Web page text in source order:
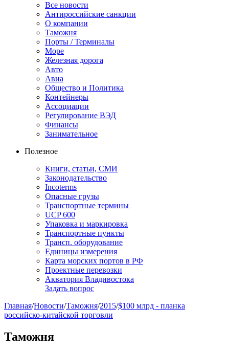
Все новости
Антироссийские санкции
О компании
Таможня
Порты / Терминалы
Море
Железная дорога
Авто
Авиа
Общество и Политика
Контейнеры
Ассоциации
Регулирование ВЭД
Финансы
Занимательное
Полезное
Книги, статьи, СМИ
Законодательство
Incoterms
Опасные грузы
Транспортные термины
UCP 600
Упаковка и маркировка
Транспортные пункты
Трансп. оборудование
Единицы измерения
Карта морских портов в РФ
Проектные перевозки
Акватория Владивостока
Задать вопрос
Главная/Новости/Таможня/2015/$100 млрд - планка
российско-китайской торговли
Таможня